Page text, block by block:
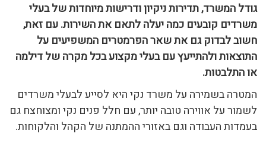
גודל המשרד, תדירות ניקיון ודרישות מיוחדות של בעלי
משרדים קובעים כמה יעלה לתאם את השירות. עם זאת,
חשוב לבדוק גם את שאר הפרמטרים המשפיעים על
התוצאות ולהתייעץ עם בעלי מקצוע בכל מקרה של דילמה
או התלבטות.
המטרה בשמירה על משרד נקי היא לסייע לבעלי משרדים
לשמור על אווירה טובה יותר, עם חלל פנים נקי ומצוחצח גם
בעמדות העבודה וגם באזורי ההמתנה של הקהל והלקוחות.